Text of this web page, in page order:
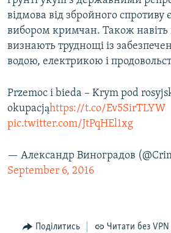
відмова від збройного спротиву
вибором кримчан. Також навіть
визнають труднощі із
водою, електрикою і
Przemoc i bieda – Krym pod
okupacjąhttps://t.co/Ev5SirTLYW
pic.twitter.com/JtPqHEl1xg
— Александр Виноградов
September 6, 2016
Поділитись Читати без VPN